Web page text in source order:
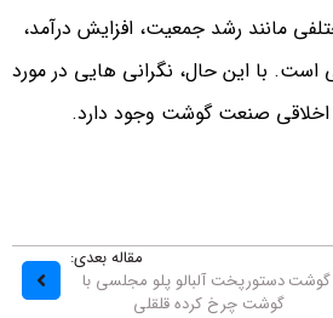
مانند رشد جمعیت، افزایش درآمد،
است. با این حال، نگرانی‌ هایی در مورد
صنعت گوشت وجود دارد.
گوشت
مقاله بعدی:
دستورپخت آلبالو پلو مجلسی با
گوشت چرخ کرده قلقلی